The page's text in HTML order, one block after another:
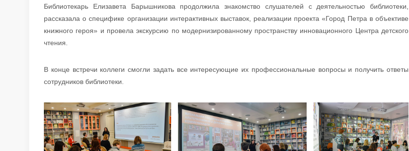
Библиотекарь Елизавета Барышникова продолжила знакомство слушателей с деятельностью библиотеки,
рассказала о специфике организации интерактивных выставок, реализации проекта «Город Петра в объективе
книжного героя» и провела экскурсию по модернизированному пространству инновационного Центра детского
чтения.
В конце встречи коллеги смогли задать все интересующие их профессиональные вопросы и получить ответы
сотрудников библиотеки.